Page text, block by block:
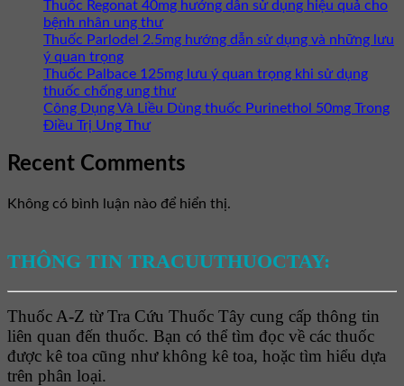
Thuốc Regonat 40mg hướng dẫn sử dụng hiệu quả cho
bệnh nhân ung thư
Thuốc Parlodel 2.5mg hướng dẫn sử dụng và những lưu
ý quan trọng
Thuốc Palbace 125mg lưu ý quan trọng khi sử dụng
thuốc chống ung thư
Công Dụng Và Liều Dùng thuốc Purinethol 50mg Trong
Điều Trị Ung Thư
Recent Comments
Không có bình luận nào để hiển thị.
THÔNG TIN TRACUUTHUOCTAY:
Thuốc A-Z từ Tra Cứu Thuốc Tây cung cấp thông tin
liên quan đến thuốc. Bạn có thể tìm đọc về các thuốc
được kê toa cũng như không kê toa, hoặc tìm hiểu dựa
trên phân loại.